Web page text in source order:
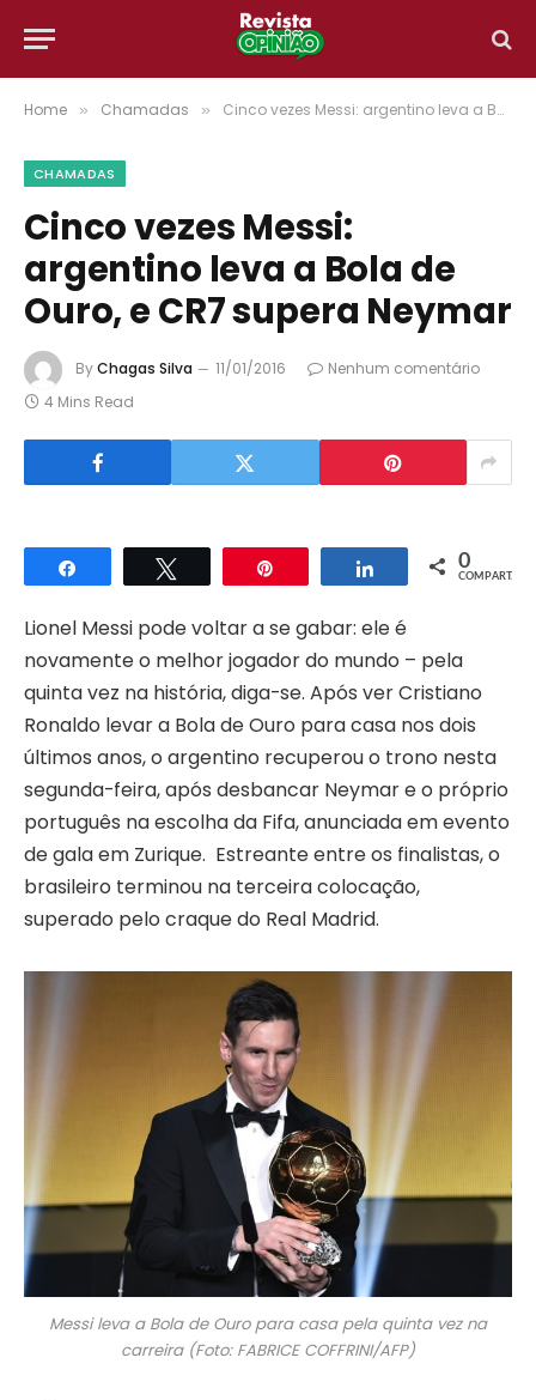
Home » Chamadas » Cinco vezes Messi: argentino leva a Bola de Ouro, e CR7 supera Neymar
CHAMADAS
Cinco vezes Messi:
argentino leva a Bola de
Ouro, e CR7 supera Neymar
ByChagas Silva 11/01/2016
Nenhum comentário
4 Mins Read
Compartilhar Compartilhar
0
COMPART.
Lionel Messi pode voltar a se gabar: ele é
novamente o melhor jogador do mundo – pela
quinta vez na história, diga-se. Após verCristiano
Ronaldo levar a Bola de Ouro para casa nos dois
últimos anos, o argentino recuperou o trono nesta
segunda-feira, após desbancar Neymare o próprio
português na escolha da Fifa, anunciada em evento
de gala em Zurique. Estreante entre os finalistas, o
brasileiro terminou na terceira colocação,
superado pelo craque do Real Madrid.
Messi leva a Bola de Ouro para casa pela quinta vez na
carreira (Foto: FABRICE COFFRINI/AFP)